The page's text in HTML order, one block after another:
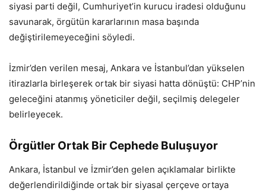
siyasi parti değil, Cumhuriyet’in kurucu iradesi olduğunu
savunarak, örgütün kararlarının masa başında
değiştirilemeyeceğini söyledi.
İzmir’den verilen mesaj, Ankara ve İstanbul’dan yükselen
itirazlarla birleşerek ortak bir siyasi hatta dönüştü: CHP’nin
geleceğini atanmış yöneticiler değil, seçilmiş delegeler
belirleyecek.
Örgütler Ortak Bir Cephede Buluşuyor
Ankara, İstanbul ve İzmir’den gelen açıklamalar birlikte
değerlendirildiğinde ortak bir siyasal çerçeve ortaya